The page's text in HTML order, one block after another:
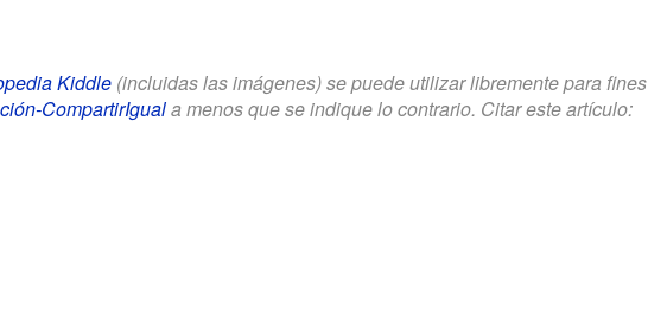
Kiddle(incluidas las imágenes) se puede utilizar libremente para fines
CompartirIguala menos que se indique lo contrario. Citar este artículo: